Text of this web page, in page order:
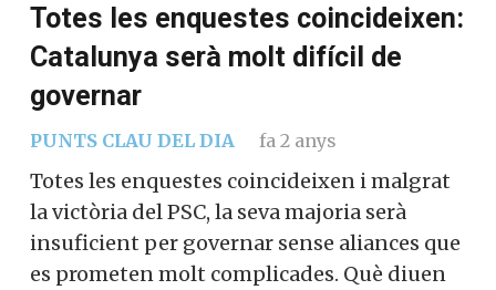
Totes les enquestes coincideixen:
Catalunya serà molt difícil de
governar
PUNTS CLAU DEL DIA fa 2 anys
Totes les enquestes coincideixen i malgrat
la victòria del PSC, la seva majoria serà
insuficient per governar sense aliances que
es prometen molt complicades. Què diuen